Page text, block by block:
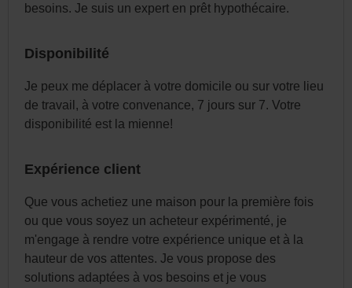
besoins. Je suis un expert en prêt hypothécaire.
Disponibilité
Je peux me déplacer à votre domicile ou sur votre lieu
de travail, à votre convenance, 7 jours sur 7. Votre
disponibilité est la mienne!
Expérience client
Que vous achetiez une maison pour la première fois
ou que vous soyez un acheteur expérimenté, je
m'engage à rendre votre expérience unique et à la
hauteur de vos attentes. Je vous propose des
solutions adaptées à vos besoins et je vous